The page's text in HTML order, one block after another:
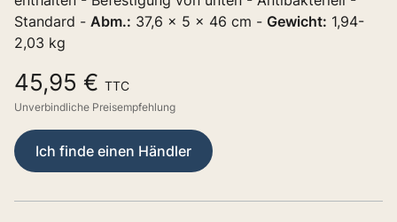
Standard - Abm.: 37,6 x 5 x 46 cm - Gewicht: 1,94-
2,03 kg
45,95 € TTC
Unverbindliche Preisempfehlung
Ich finde einen Händler